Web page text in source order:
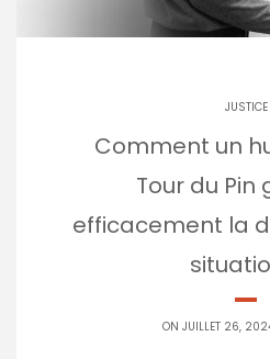
JUSTICE
Comment un
Tour du
efficacement la
ON JUILLET 26,